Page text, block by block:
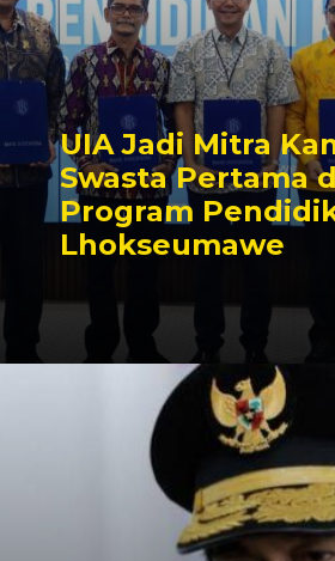
UIA Jadi Mitra
Swasta Pertama
Program
Lhokseumawe